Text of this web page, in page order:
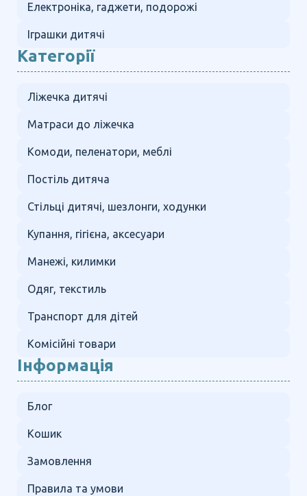
Електроніка, гаджети, подорожі
Іграшки дитячі
Категорії
Ліжечка дитячі
Матраси до ліжечка
Комоди, пеленатори, меблі
Постіль дитяча
Стільці дитячі, шезлонги, ходунки
Купання, гігієна, аксесуари
Манежі, килимки
Одяг, текстиль
Транспорт для дітей
Комісійні товари
Інформація
Блог
Кошик
Замовлення
Правила та умови